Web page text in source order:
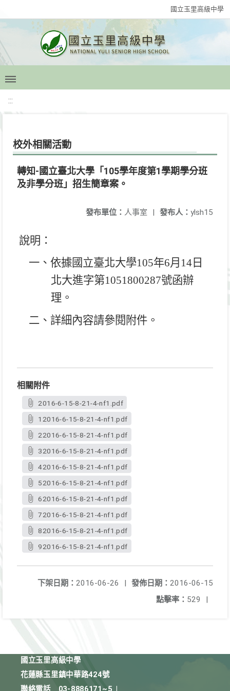
國立玉里高級中學
:::
校外相關活動
轉知-國立臺北大學「105學年度第1學期學分班
及非學分班」招生簡章案。
發布人： ylsh15
發布單位： 人事室 |
說明：
一、依據國立臺北大學105年6月 14 日
北大進字第1051800287號函辦
理。
二、詳細內容請參閱附件。
相關附件
2016-6-15-8-21-4-nf1.pdf
12016-6-15-8-21-4-nf1.pdf
22016-6-15-8-21-4-nf1.pdf
32016-6-15-8-21-4-nf1.pdf
42016-6-15-8-21-4-nf1.pdf
52016-6-15-8-21-4-nf1.pdf
62016-6-15-8-21-4-nf1.pdf
72016-6-15-8-21-4-nf1.pdf
82016-6-15-8-21-4-nf1.pdf
92016-6-15-8-21-4-nf1.pdf
發佈日期： 2016-06-15
下架日期： 2016-06-26
|
點擊率： 529 |
國立玉里高級中學
花蓮縣玉里鎮中華路424號
聯絡電話
03-8886171~5